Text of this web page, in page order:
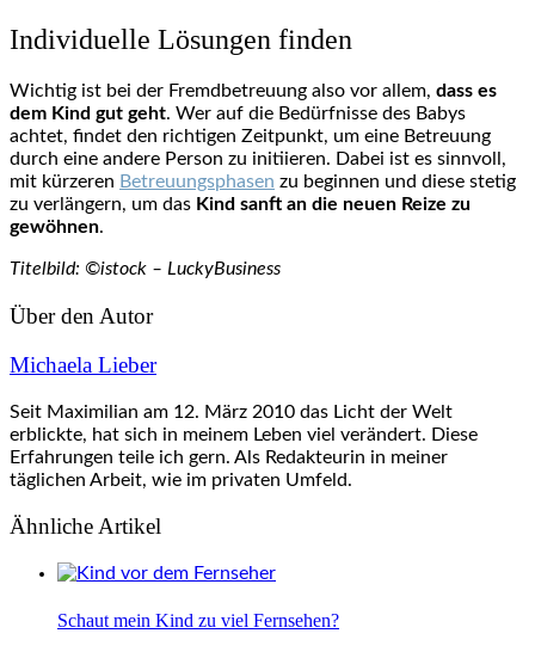
Individuelle Lösungen finden
Wichtig ist bei der Fremdbetreuung also vor allem, dass es
dem Kind gut geht. Wer auf die Bedürfnisse des Babys
achtet, findet den richtigen Zeitpunkt, um eine Betreuung
durch eine andere Person zu initiieren. Dabei ist es sinnvoll,
mit kürzeren Betreuungsphasen zu beginnen und diese stetig
zu verlängern, um das Kind sanft an die neuen Reize zu
gewöhnen.
Titelbild: ©istock – LuckyBusiness
Über den Autor
Michaela Lieber
Seit Maximilian am 12. März 2010 das Licht der Welt
erblickte, hat sich in meinem Leben viel verändert. Diese
Erfahrungen teile ich gern. Als Redakteurin in meiner
täglichen Arbeit, wie im privaten Umfeld.
Ähnliche Artikel
Schaut mein Kind zu viel Fernsehen?